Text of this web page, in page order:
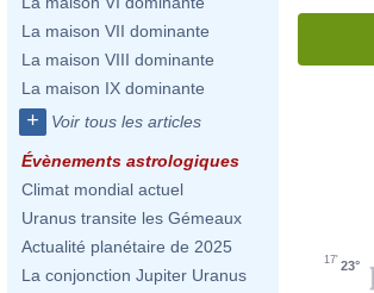
La maison VII dominante
La maison VIII dominante
La maison IX dominante
+ Voir tous les articles
Évènements astrologiques
Climat mondial actuel
Uranus transite les Gémeaux
Actualité planétaire de 2025
La conjonction Jupiter Uranus
23°
17'